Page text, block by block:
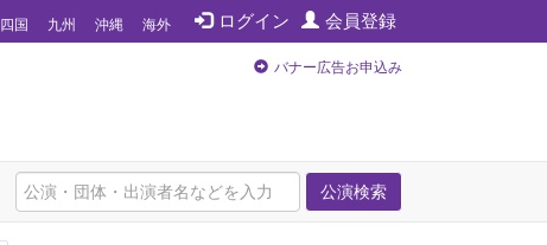
ログイン 会員登録
四国 九州 沖縄 海外
バナー広告お申込み
公演検索